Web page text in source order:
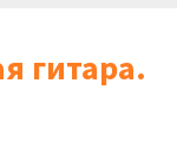
гитара.